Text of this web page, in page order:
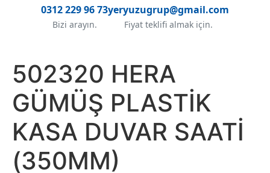
0312 229 96 73
Bizi arayın.
yeryuzugrup@gmail.com
Fiyat teklifi almak için.
502320 HERA
GÜMÜŞ PLASTİK
KASA DUVAR SAATİ
(350MM)